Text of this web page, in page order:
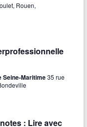
Rouen,
Seine-Maritime35 rue
: Lire avec